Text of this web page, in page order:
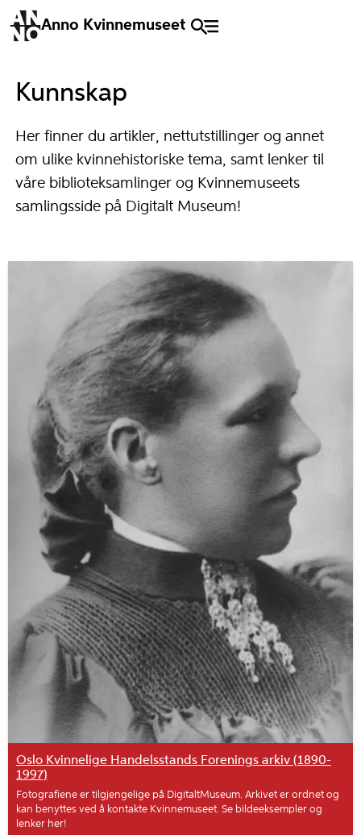
Anno Kvinnemuseet
Kunnskap
Her finner du artikler, nettutstillinger og annet
om ulike kvinnehistoriske tema, samt lenker til
våre biblioteksamlinger og Kvinnemuseets
samlingsside på Digitalt Museum!
Oslo Kvinnelige Handelsstands Forenings arkiv (1890-
1997)
Fotografiene er tilgjengelige på DigitaltMuseum. Arkivet er ordnet og
kan benyttes ved å kontakte Kvinnemuseet. Se bildeeksempler og
lenker her!